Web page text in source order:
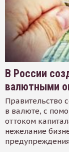
В России
валютными
Правительство
в валюте, с
оттоком
нежелание